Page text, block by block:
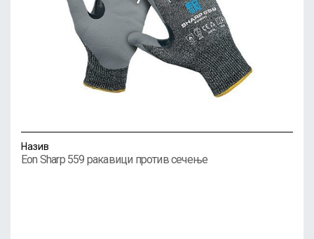
Назив
Eon Sharp 559 ракавици против сечење